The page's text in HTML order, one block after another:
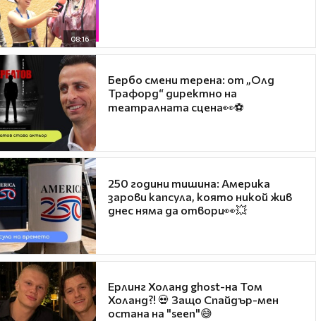
08:16
Бербо смени терена: от „Олд
Трафорд“ директно на
театралната сцена👀⚽
250 години тишина: Америка
зарови капсула, която никой жив
днес няма да отвори👀💥
Ерлинг Холанд ghost-на Том
Холанд?! 💀 Защо Спайдър-мен
остана на "seen"😅